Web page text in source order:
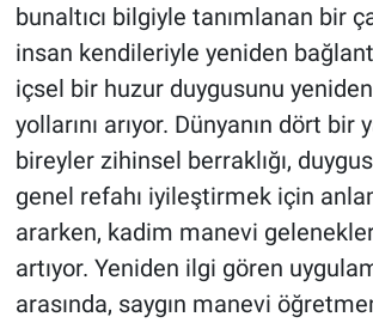
bunaltıcı bilgiyle tanımlanan bir
insan kendileriyle yeniden
içsel bir huzur duygusunu
yollarını arıyor. Dünyanın dört bir
bireyler zihinsel berraklığı,
genel refahı iyileştirmek için
ararken, kadim manevi
artıyor. Yeniden ilgi gören
arasında, saygın manevi
ÇEVRE
HABERDE İNSAN
POLİTİKA
SPOR
MAGAZİN